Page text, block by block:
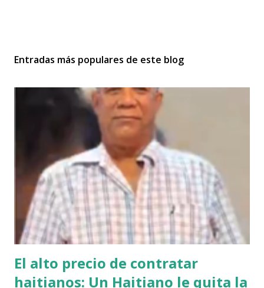
Entradas más populares de este blog
El alto precio de contratar
haitianos: Un Haitiano le quita la